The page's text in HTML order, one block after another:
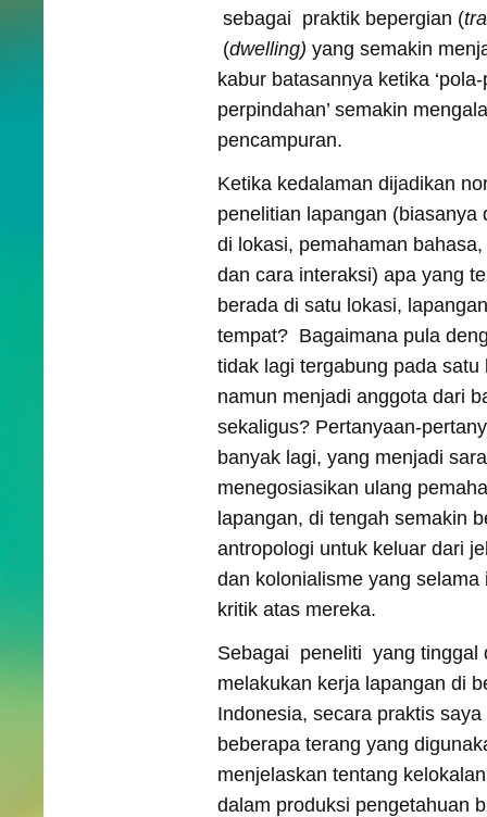
sebagai praktik bepergian (
(dwelling) yang semakin
kabur batasannya ketika
perpindahan’ semakin
pencampuran.
Ketika kedalaman dijadikan
penelitian lapangan (biasanya
di lokasi, pemahaman
dan cara interaksi) apa yang
berada di satu lokasi,
tempat? Bagaimana pula
tidak lagi tergabung pada satu
namun menjadi anggota dari
sekaligus? Pertanyaan-
banyak lagi, yang menjadi
menegosiasikan ulang
lapangan, di tengah semakin
antropologi untuk keluar dari
dan kolonialisme yang
kritik atas mereka.
Sebagai peneliti yang tinggal
melakukan kerja lapangan di
Indonesia, secara praktis
beberapa terang yang
menjelaskan tentang
dalam produksi pengetahuan